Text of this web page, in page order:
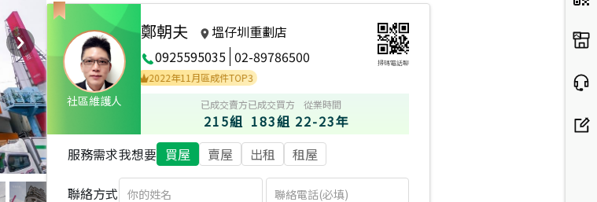
社區維護人
鄭朝夫
塭仔圳重劃店
0925595035 02-89786500 掃碼電話聊
2025年4月區成件TOP3
2022年11月區成件TOP3
已成交賣方
215組
已成交買方
183組
從業時間
22-23年
服務需求我想要 買屋 賣屋 出租 租屋
聯絡方式